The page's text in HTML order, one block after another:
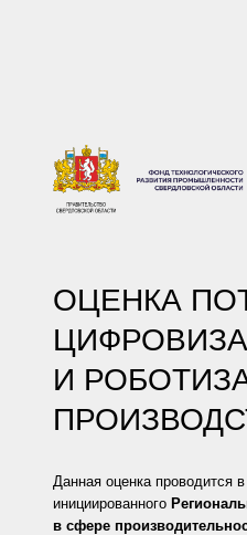
Данная оценка проводится
инициированного
в сфере
ОЦЕНКА
И